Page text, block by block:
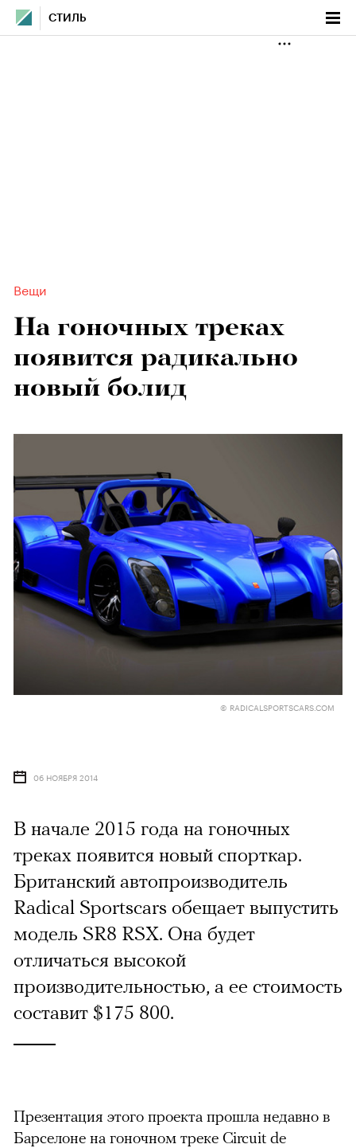
СТИЛЬ
Вещи
На гоночных треках
появится радикально
новый болид
© RADICALSPORTSCARS.COM
06 НОЯБРЯ 2014
В начале 2015 года на гоночных
треках появится новый спорткар.
Британский автопроизводитель
Radical Sportscars обещает выпустить
модель SR8 RSX. Она будет
отличаться высокой
производительностью, а ее стоимость
составит $175 800.
Презентация этого проекта прошла недавно в
Барселоне на гоночном треке Circuit de